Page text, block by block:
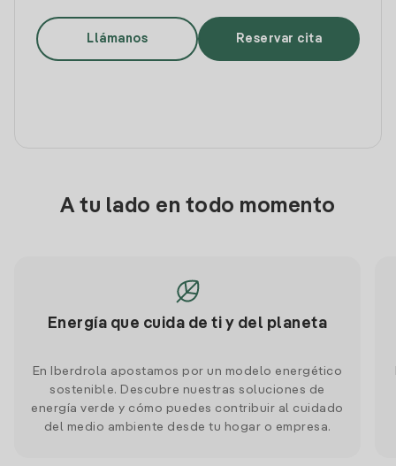
Llámanos Reservar cita
A tu lado en todo momento
Energía que cuida de ti y del planeta
En Iberdrola apostamos por un modelo energético
sostenible. Descubre nuestras soluciones de
energía verde y cómo puedes contribuir al cuidado
del medio ambiente desde tu hogar o empresa.